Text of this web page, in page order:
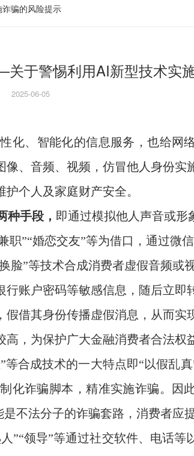
骗的风险提示
于警惕利用AI新型技术实
2025-06-05
化、智能化的信息服务，也给网
、音频、视频，仿冒他人身份实
个人及家庭财产安全。
种手段， 即通过模拟他人声音或形
”“婚恋交友”等为借口，通过微信
脸”等技术合成消费者虚假音频或
账户密码等敏感信息，随后立即
借其身份传播虚假消息，从而实
，为保护广大金融消费者合法权
等合成技术的一大特点即“以假乱
化诈骗脚本，精准实施诈骗。因
不法分子的诈骗套路，消费者应
”“领导”等通过社交软件、电话等